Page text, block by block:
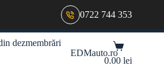
0722 744 353
EDMauto.ro
Coș
de
cumpărături
0.00lei